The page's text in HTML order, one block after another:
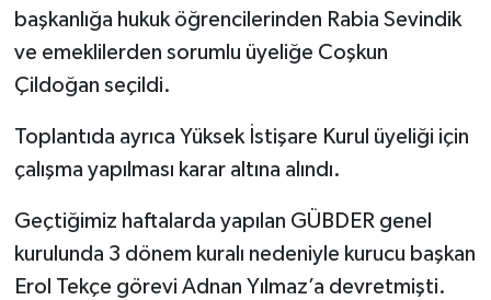
başkanlığa hukuk öğrencilerinden Rabia Sevindik
ve emeklilerden sorumlu üyeliğe Coşkun
Çildoğan seçildi.
Toplantıda ayrıca Yüksek İstişare Kurul üyeliği için
çalışma yapılması karar altına alındı.
Geçtiğimiz haftalarda yapılan GÜBDER genel
kurulunda 3 dönem kuralı nedeniyle kurucu başkan
Erol Tekçe görevi Adnan Yılmaz’a devretmişti.